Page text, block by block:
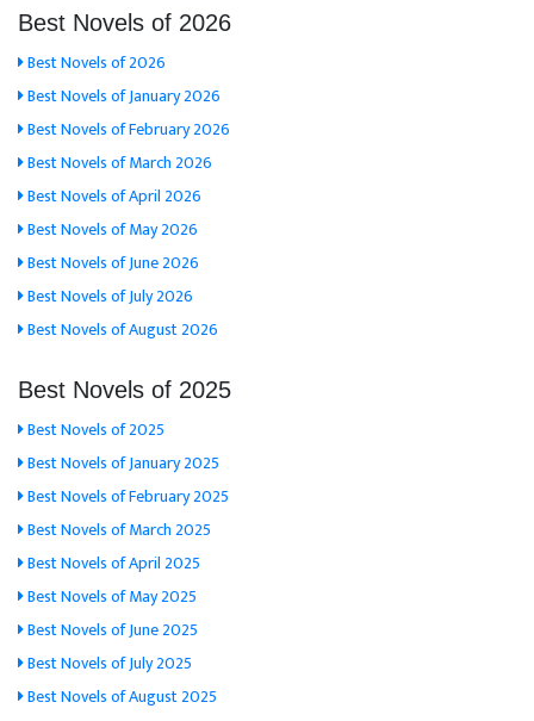
Best Novels of 2026
Best Novels of 2026
Best Novels of January 2026
Best Novels of February 2026
Best Novels of March 2026
Best Novels of April 2026
Best Novels of May 2026
Best Novels of June 2026
Best Novels of July 2026
Best Novels of August 2026
Best Novels of 2025
Best Novels of 2025
Best Novels of January 2025
Best Novels of February 2025
Best Novels of March 2025
Best Novels of April 2025
Best Novels of May 2025
Best Novels of June 2025
Best Novels of July 2025
Best Novels of August 2025